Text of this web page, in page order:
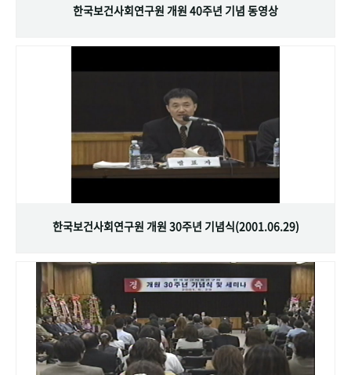
한국보건사회연구원 개원 40주년 기념 동영상
한국보건사회연구원 개원 30주년 기념식(2001.06.29)